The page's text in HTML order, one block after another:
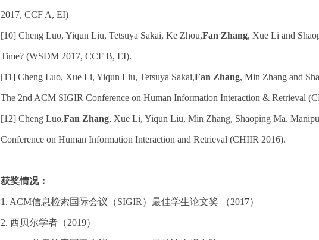
2017, CCF A, EI)
[10] Cheng Luo, Yiqun Liu, Tetsuya Sakai, Ke Zhou,Fan Zhang, Xue Li and
Time? (WSDM 2017, CCF B, EI).
[11] Cheng Luo, Xue Li, Yiqun Liu, Tetsuya Sakai,Fan Zhang, Min Zhang and
The 2nd ACM SIGIR Conference on Human Information Interaction & Retrieval
[12] Cheng Luo,Fan Zhang, Xue Li, Yiqun Liu, Min Zhang, Shaoping Ma.
Conference on Human Information Interaction and Retrieval (CHIIR 2016).
获奖情况：
1. ACM信息检索国际会议（SIGIR）最佳学生论文奖 （2017）
2. 西贝尔学者（2019）